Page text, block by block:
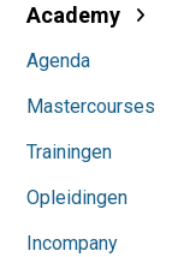
Academy
Agenda
Mastercourses
Trainingen
Opleidingen
Incompany